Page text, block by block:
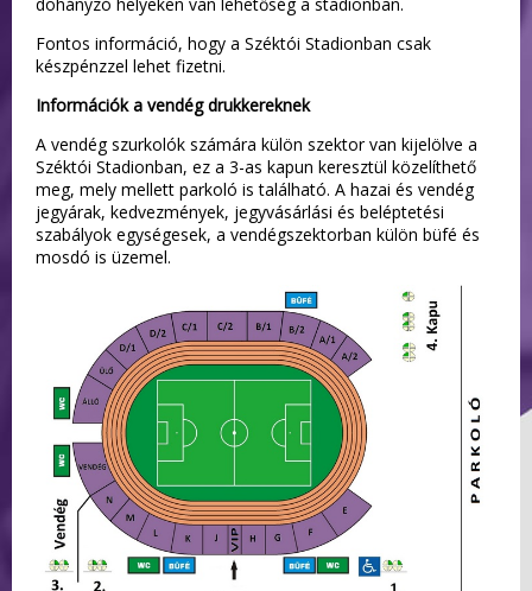
Fontos információ, hogy a Széktói Stadionban csak
készpénzzel lehet fizetni.
Információk a vendég drukkereknek
A vendég szurkolók számára külön szektor van kijelölve a
Széktói Stadionban, ez a 3-as kapun keresztül közelíthető
meg, mely mellett parkoló is található. A hazai és vendég
jegyárak, kedvezmények, jegyvásárlási és beléptetési
szabályok egységesek, a vendégszektorban külön büfé és
mosdó is üzemel.